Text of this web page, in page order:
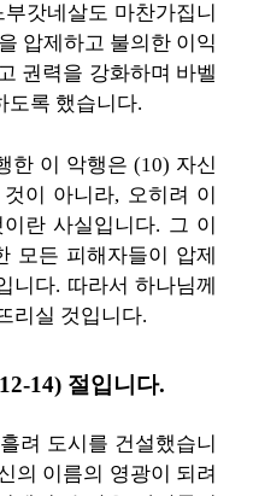
갓네살도 마찬가집니
압제하고 불의한 이익
권력을 강화하며 바벨
도록 했습니다.
한 이 악행은 (10) 자신
이 아니라, 오히려 이
란 사실입니다. 그 이
모든 피해자들이 압제
니다. 따라서 하나님께
리실 것입니다.
14) 절입니다.
려 도시를 건설했습니
의 이름의 영광이 되려